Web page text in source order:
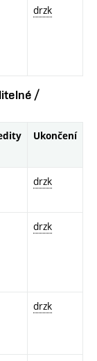
drzk
/
Ukončení
drzk
drzk
drzk